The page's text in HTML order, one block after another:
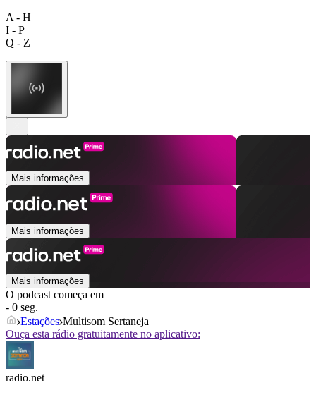
A - H
I - P
Q - Z
Mais informações
Mais informações
Mais informações
O podcast começa em
- 0 seg.
Estações Multisom Sertaneja
Ouça esta rádio gratuitamente no aplicativo:
radio.net